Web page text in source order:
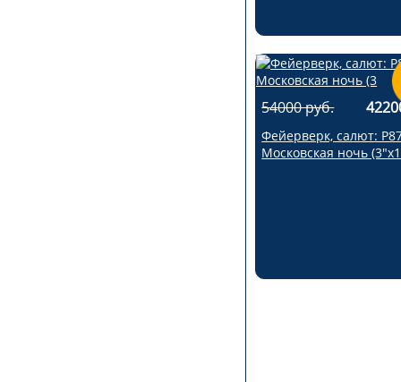
54000 руб.
Фейерверк, салют:
Московская ночь